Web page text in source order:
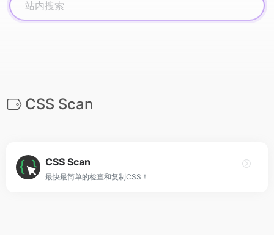
CSS Scan
CSS Scan
最快最简单的检查和复制CSS！